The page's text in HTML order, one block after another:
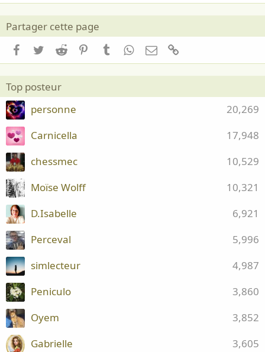
Partager cette page
Facebook
TwitterReddit PinterestTumblrWhatsApp
Email
Top posteur
20,269
personne
17,948
Carnicella
10,529
chessmec
10,321
Moïse Wolff
6,921
D.Isabelle
5,996
Perceval
4,987
simlecteur
3,860
Peniculo
3,852
Oyem
3,605
Gabrielle